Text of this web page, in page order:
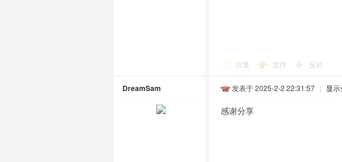
回复 支持 反对
DreamSam 发表于 2025-2-2 22:31:57 | 显
感谢分享